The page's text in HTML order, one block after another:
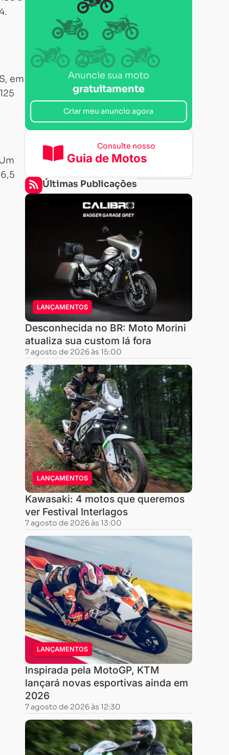
em
segunda
opção
para
o
mercado.
Um
grande
público
está
sendo
forçado
a
um
grande
salto
em
termos
financeiros
quando
quer
passar
da
primeira
moto,
125
ou
150
para
uma
250
ou
300,
Anuncie sua moto
gratuitamente
Criar meu anuncio agora
Consulte nosso
Guia de Motos
Últimas Publicações
LANÇAMENTOS
Desconhecida no BR: Moto Morini
atualiza sua custom lá fora
7 agosto de 2026 às 15:00
LANÇAMENTOS
Kawasaki: 4 motos que queremos
ver Festival Interlagos
7 agosto de 2026 às 13:00
LANÇAMENTOS
Inspirada pela MotoGP, KTM
lançará novas esportivas ainda em
2026
7 agosto de 2026 às 12:30